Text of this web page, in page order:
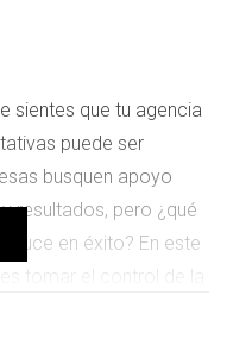
sientes que tu agencia
puede ser
busquen apoyo
resultados, pero ¿qué
en éxito? En este
tomar el control de la
clave está en entender